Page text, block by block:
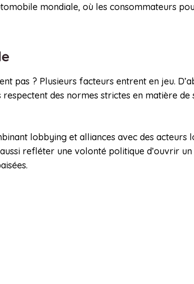
mondiale, où les consommateurs
pas ? Plusieurs facteurs entrent en jeu.
des normes strictes en matière de
lobbying et alliances avec des acteurs
refléter une volonté politique d’ouvrir